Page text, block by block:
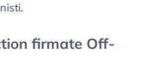
firmate Off-